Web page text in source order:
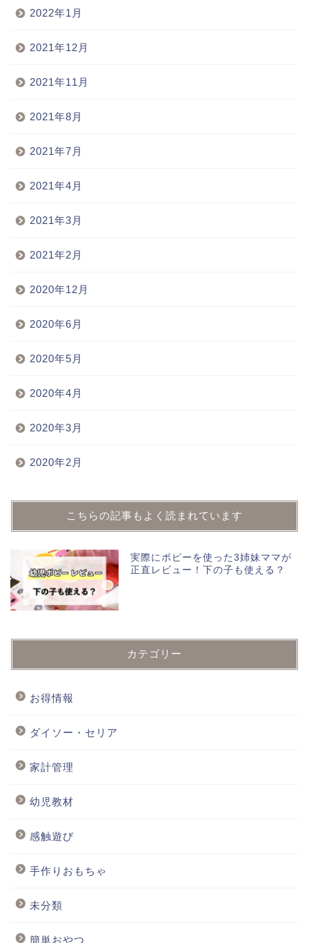
2022年1月
2021年12月
2021年11月
2021年8月
2021年7月
2021年4月
2021年3月
2021年2月
2020年12月
2020年6月
2020年5月
2020年4月
2020年3月
2020年2月
こちらの記事もよく読まれています
実際にポピーを使った3姉妹ママが
正直レビュー！下の子も使える？
カテゴリー
お得情報
ダイソー・セリア
家計管理
幼児教材
感触遊び
手作りおもちゃ
未分類
簡単おやつ